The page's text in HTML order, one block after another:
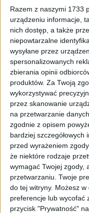
Razem z naszymi 1733
urządzeniu informacje,
nich dostęp, a także
niepowtarzalne
wysyłane przez
spersonalizowanych
zbierania opinii
produktów. Za Twoją
wykorzystywać
przez skanowanie
na przetwarzanie
zgodnie z opisem
bardziej
przed wyrażeniem
że niektóre rodzaje
wymagać Twojej zgody,
przetwarzaniu. Twoje
do tej witryny. Możesz
preferencje lub wycofać
przycisk "Prywatność"
AKTUALNOŚCI
„Idea
wystartował
Materiał powstał we